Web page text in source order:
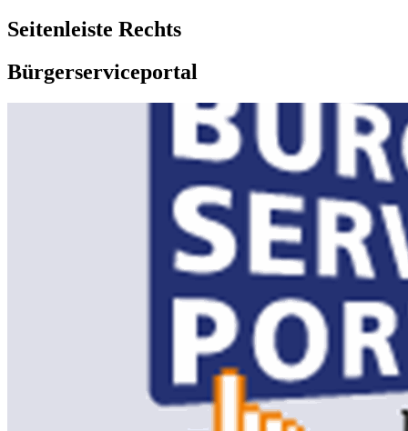
Seitenleiste Rechts
Bürgerserviceportal